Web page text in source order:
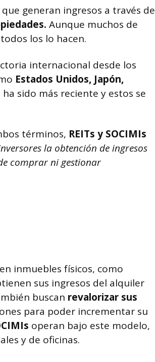
generan ingresos a través de
Aunque muchos de
los lo hacen.
internacional desde los
Estados Unidos, Japón,
sido más reciente y estos se
términos, REITs y SOCIMIs
la obtención de ingresos
comprar ni gestionar
inmuebles físicos, como
sus ingresos del alquiler
buscan revalorizar sus
para poder incrementar su
operan bajo este modelo,
y de oficinas.